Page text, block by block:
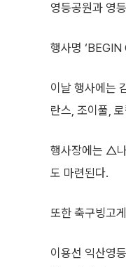
영등공원과 영
행사명
이날 행사에는
란스, 조이풀,
행사장에는 △
도 마련된다.
또한 축구빙고
이용선 익산영